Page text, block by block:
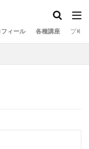
ィール 各種講座 ブログ